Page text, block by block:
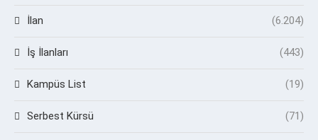
İlan (6.204)
İş İlanları (443)
Kampüs List (19)
Serbest Kürsü (71)